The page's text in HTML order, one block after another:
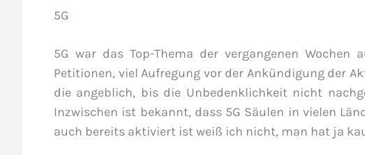
5G
5G war das Top-Thema der vergangenen Wochen
Petitionen, viel Aufregung vor der Ankündigung der
die angeblich, bis die Unbedenklichkeit nicht
Inzwischen ist bekannt, dass 5G Säulen in vielen
auch bereits aktiviert ist weiß ich nicht, man hat ja